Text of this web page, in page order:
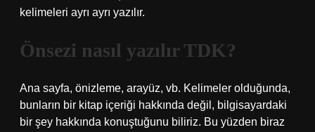
kelimeleri ayrı ayrı yazılır.
Önsezi nasıl yazılır TDK?
Ana sayfa, önizleme, arayüz, vb. Kelimeler olduğunda,
bunların bir kitap içeriği hakkında değil, bilgisayardaki
bir şey hakkında konuştuğunu biliriz. Bu yüzden biraz